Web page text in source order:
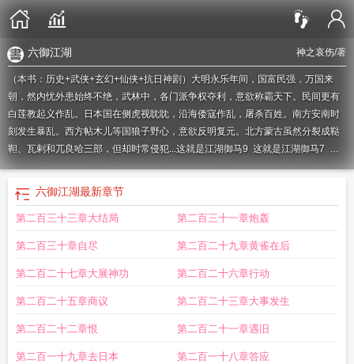
神之哀伤/著
六御江湖
（本书：历史+武侠+玄幻+仙侠+抗日神剧）大明永乐年间，国富民强，万国来
朝，然内忧外患始终不绝，武林中，各门派争权夺利，意欲称霸天下。民间更有
白莲教起义作乱。日本国在侧虎视眈眈，沿海倭寇作乱，屠杀百姓。南方安南时
刻发生暴乱。西方帖木儿等国狼子野心，意欲反明复元。北方蒙古虽然分裂成鞑
靼、瓦剌和兀良哈三部，但却时常侵犯...这就是江湖御马9 这就是江湖御马7 六
御by放置江湖御龙这就是江湖御马1爆炒江湖御前这就是江湖 破御血御江
神剑御江湖 六御是指什么
介 六御讲的是什么
么详细六御的御是什么意思 放置江湖第六章御江湖什么意思
弟画江湖之不良人第六季 六御指的是什么 这就是江湖御马3 江湖悠悠侠道第六
关我来自江湖御气六御百度百科 这就是江湖御敌六御江湖txt
湖六凤下册 江湖御侠客 这就是江湖御马5放置江湖第六关江湖六凤免费阅
读六御指的是哪几位神仙 六御全集 六御大帝分别掌管什么
转六御江湖 神之哀伤六御 六御彼此都认识吗血御江湖免费观看
六御江湖最新章节
第二百三十三章大结局 第二百三十一章炮轰
第二百三十章自尽 第二百二十九章黄雀在后
第二百二十七章大展神功 第二百二十六章行动
第二百二十五章商议 第二百二十三章大事发生
第二百二十二章恨 第二百二十一章遇旧
第二百一十九章去日本 第二百一十八章答应